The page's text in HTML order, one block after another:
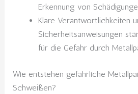
Erkennung von
Klare Verantwortlichkeiten
Sicherheitsanweisungen
für die Gefahr durch
Wie entstehen gefährliche
Schweißen?